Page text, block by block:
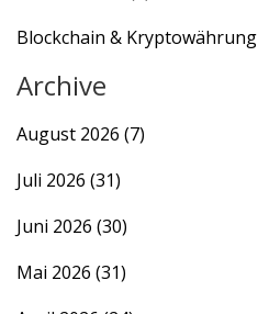
Blockchain & Kryptowährung
Archive
August 2026 (7)
Juli 2026 (31)
Juni 2026 (30)
Mai 2026 (31)